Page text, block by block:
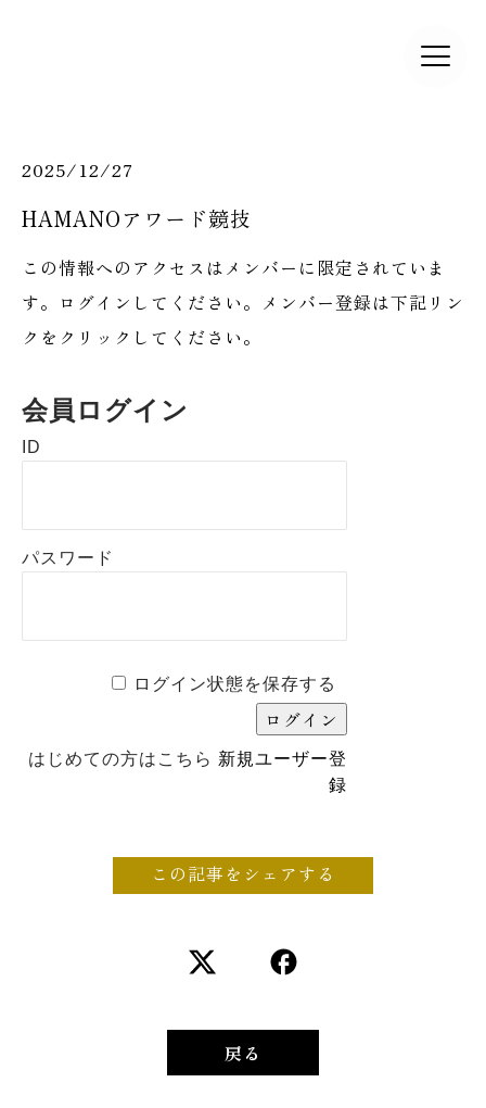
2025/12/27
HAMANOアワード競技
この情報へのアクセスはメンバーに限定されていま
す。ログインしてください。メンバー登録は下記リン
クをクリックしてください。
会員ログイン
ID
パスワード
ログイン状態を保存する
はじめての方はこちら 新規ユーザー登
録
この記事をシェアする
戻る